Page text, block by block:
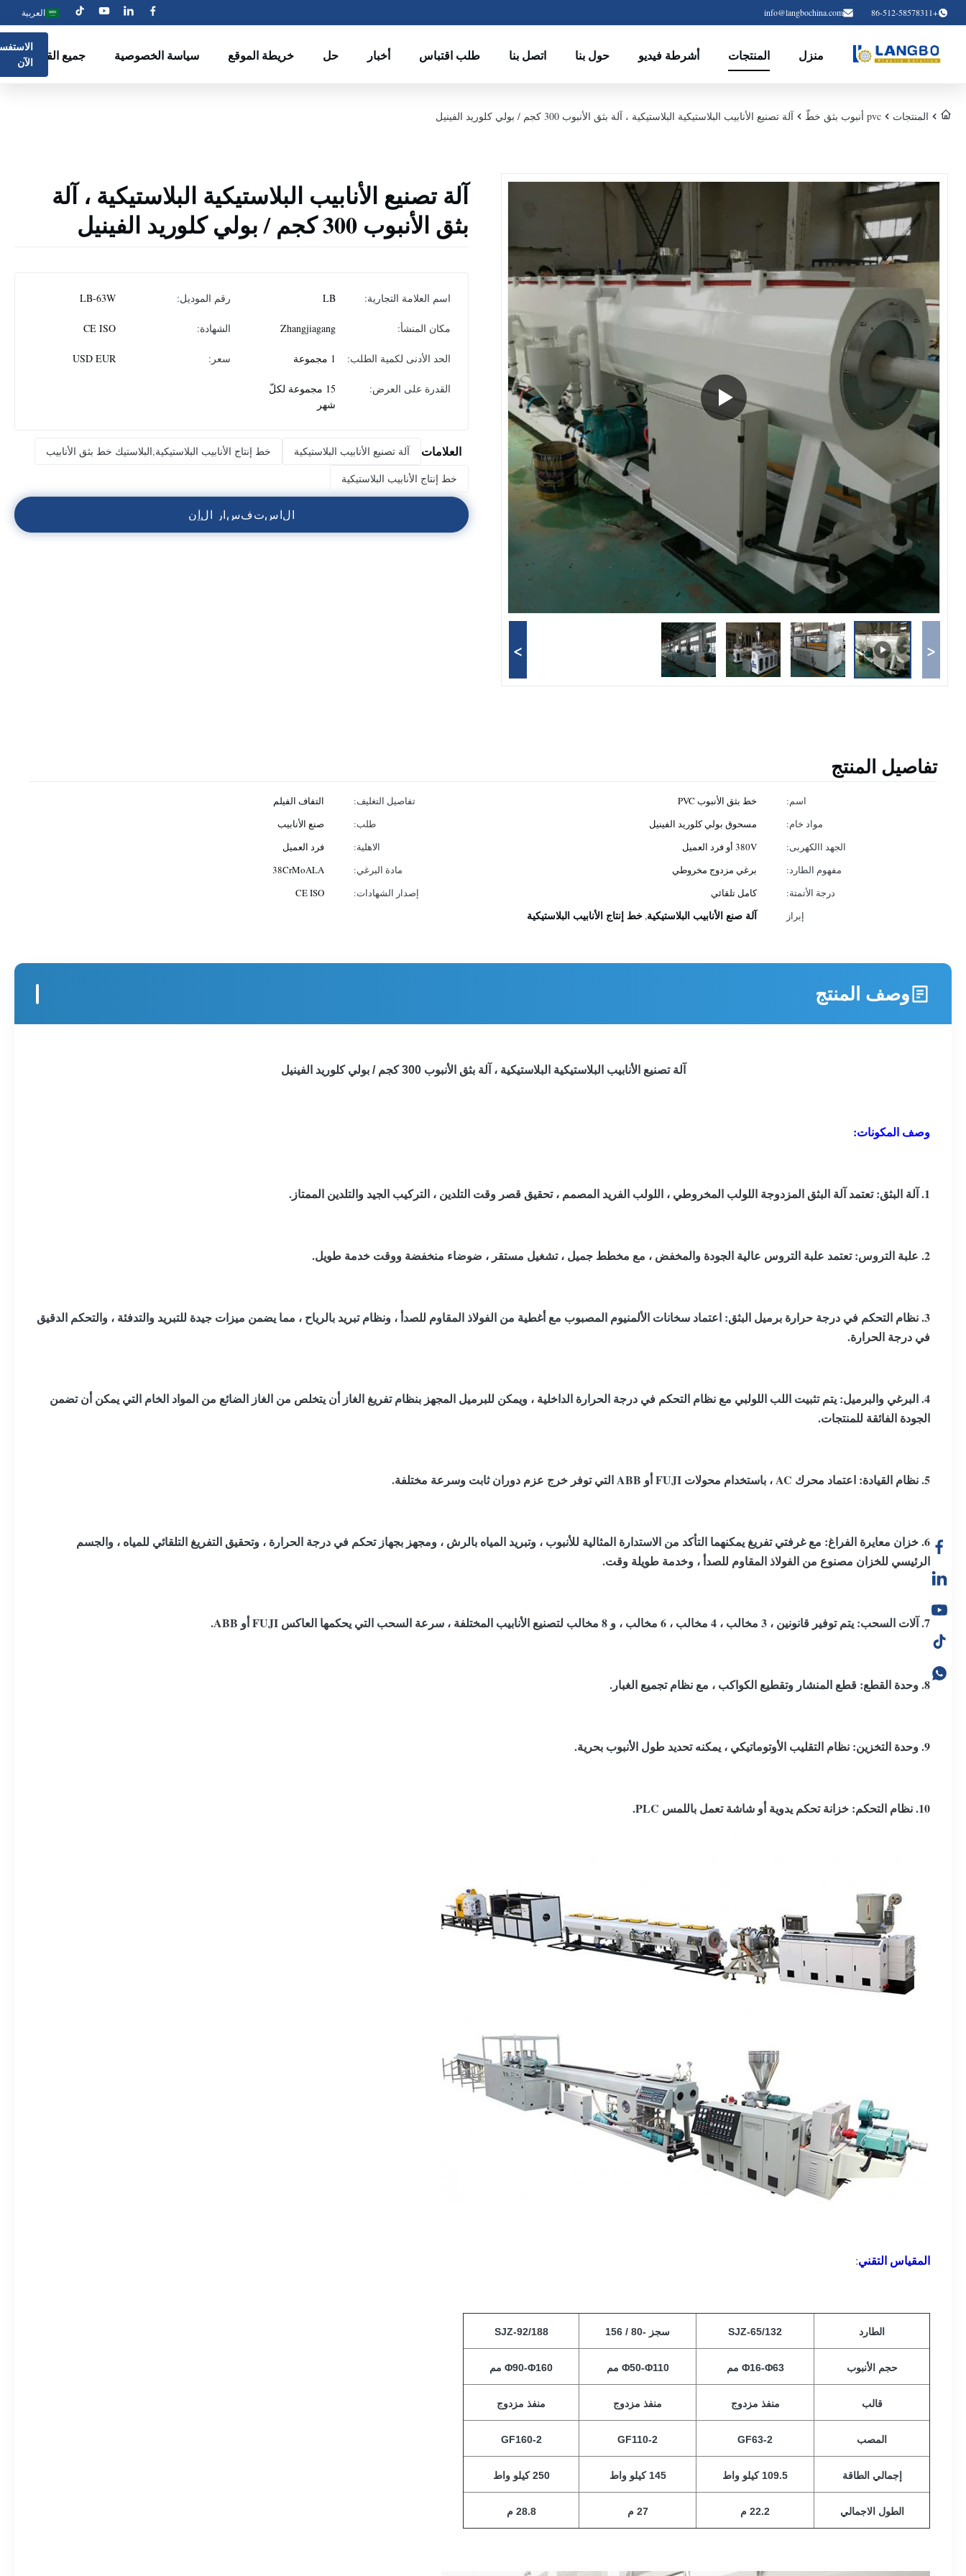
+86-512-58578311
info@langbochina.com العربية
منزل المنتجات أشرطة فيديو حول بنا اتصل بنا طلب اقتباس أخبار حل خريطة الموقع سياسة الخصوصية جميع القضاياالآن
المنتجات pvc أنبوب بثق خطّ آلة تصنيع الأنابيب البلاستيكية البلاستيكية ، آلة بثق الأنبوب 300 كجم / بولي كلوريد الفينيل
<
>
آلة تصنيع الأنابيب البلاستيكية البلاستيكية ، آلة
بثق الأنبوب 300 كجم / بولي كلوريد الفينيل
اسم العلامة التجارية: LB رقم الموديل: LB-63W
مكان المنشأ: Zhangjiagang الشهادة: CE ISO
الحد الأدنى لكمية الطلب: 1 مجموعة سعر: USD EUR
القدرة على العرض:
15 مجموعة لكلّ
شهر
العلامات آلة تصنيع الأنابيب البلاستيكية
خط إنتاج الأنابيب البلاستيكية,البلاستيك خط بثق الأنابيب
خط إنتاج الأنابيب البلاستيكية
الاستفسار الآن
تفاصيل المنتج
اسم: خط بثق الأنبوب PVC تفاصيل التغليف:
التفاف الفيلم
مواد خام:
مسحوق بولي كلوريد الفينيل طلب:
صنع الأنابيب
الجهد االكهربى:
380V أو فرد العميل الاهلية:
فرد العميل
مفهوم الطارد:
برغي مزدوج مخروطي مادة البرغي:
38CrMoALA
درجة الأتمتة:
كامل تلقائي إصدار الشهادات:
CE ISO
إبراز
آلة صنع الأنابيب البلاستيكية,خط إنتاج الأنابيب البلاستيكية
وصف المنتج
آلة تصنيع الأنابيب البلاستيكية البلاستيكية ، آلة بثق الأنبوب 300 كجم / بولي كلوريد الفينيل
وصف المكونات:
1. آلة البثق: تعتمد آلة البثق المزدوجة اللولب المخروطي ، اللولب الفريد المصمم ، تحقيق قصر وقت التلدين ، التركيب الجيد والتلدين الممتاز.
2. علبة التروس: تعتمد علبة التروس عالية الجودة والمخفض ، مع مخطط جميل ، تشغيل مستقر ، ضوضاء منخفضة ووقت خدمة طويل.
3. نظام التحكم في درجة حرارة برميل البثق: اعتماد سخانات الألمنيوم المصبوب مع أغطية من الفولاذ المقاوم للصدأ ، ونظام تبريد بالرياح ، مما يضمن ميزات جيدة للتبريد والتدفئة ، والتحكم الدقيق
في درجة الحرارة.
4. البرغي والبرميل: يتم تثبيت اللب اللولبي مع نظام التحكم في درجة الحرارة الداخلية ، ويمكن للبرميل المجهز بنظام تفريغ الغاز أن يتخلص من الغاز الضائع من المواد الخام التي يمكن أن تضمن
الجودة الفائقة للمنتجات.
5. نظام القيادة: اعتماد محرك AC ، باستخدام محولات FUJI أو ABB التي توفر خرج عزم دوران ثابت وسرعة مختلفة.
6. خزان معايرة الفراغ: مع غرفتي تفريغ يمكنهما التأكد من الاستدارة المثالية للأنبوب ، وتبريد المياه بالرش ، ومجهز بجهاز تحكم في درجة الحرارة ، وتحقيق التفريغ التلقائي للمياه ، والجسم
الرئيسي للخزان مصنوع من الفولاذ المقاوم للصدأ ، وخدمة طويلة وقت.
7. آلات السحب: يتم توفير قانونين ، 3 مخالب ، 4 مخالب ، 6 مخالب ، و 8 مخالب لتصنيع الأنابيب المختلفة ، سرعة السحب التي يحكمها العاكس FUJI أو ABB.
8. وحدة القطع: قطع المنشار وتقطيع الكواكب ، مع نظام تجميع الغبار.
9. وحدة التخزين: نظام التقليب الأوتوماتيكي ، يمكنه تحديد طول الأنبوب بحرية.
10. نظام التحكم: خزانة تحكم يدوية أو شاشة تعمل باللمس PLC.
المقياس التقني:
الطارد SJZ-65/132 سجز -80 / 156 SJZ-92/188
حجم الأنبوب Φ16-Φ63 مم Φ50-Φ110 مم Φ90-Φ160 مم
قالب منفذ مزدوج منفذ مزدوج منفذ مزدوج
المصب GF63-2
GF110-2
GF160-2
إجمالي الطاقة 109.5 كيلو واط 145 كيلو واط 250 كيلو واط
الطول الاجمالي 22.2 م 27 م 28.8 م